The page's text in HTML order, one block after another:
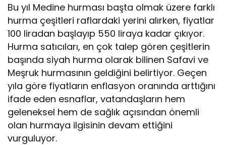
Bu yıl Medine hurması başta olmak üzere farklı
hurma çeşitleri raflardaki yerini alırken, fiyatlar
100 liradan başlayıp 550 liraya kadar çıkıyor.
Hurma satıcıları, en çok talep gören çeşitlerin
başında siyah hurma olarak bilinen Safavi ve
Meşruk hurmasının geldiğini belirtiyor. Geçen
yıla göre fiyatların enflasyon oranında arttığını
ifade eden esnaflar, vatandaşların hem
geleneksel hem de sağlık açısından önemli
olan hurmaya ilgisinin devam ettiğini
vurguluyor.